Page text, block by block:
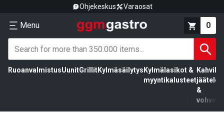
Ohjekeskus Varaosat
Menu 0
RuoanvalmistusUunitGrillitKylmäsäilytys Kylmälasikot &
myyntikalusteet
Kahvila,
jäätelö
&
vohvelit